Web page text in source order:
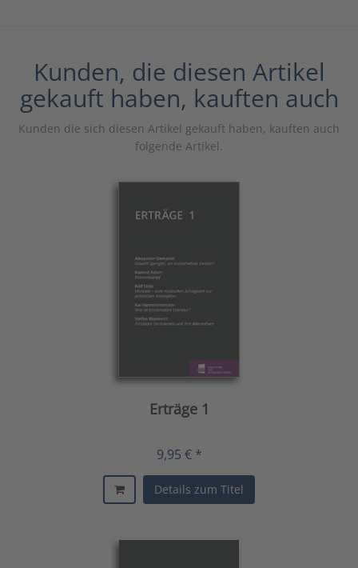
Kunden, die diesen Artikel
gekauft haben, kauften auch
Kunden die sich diesen Artikel gekauft haben, kauften auch
folgende Artikel.
Erträge 1
9,95 € *
Details zum Titel